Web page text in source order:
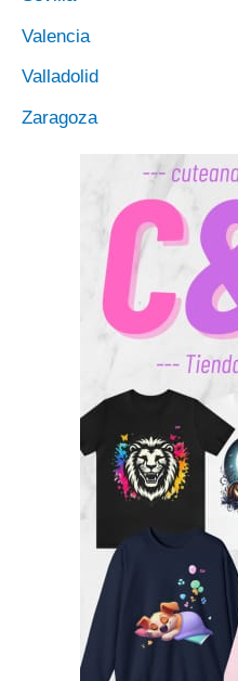
Valencia
Valladolid
Zaragoza